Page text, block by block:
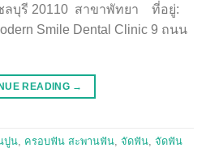
ชลบุรี 20110 สาขาพัทยา ที่อยู่:
Smile Dental Clinic 9 ถนน
READING →
ปูน ครอบฟัน สะพานฟัน จัดฟัน จัดฟัน